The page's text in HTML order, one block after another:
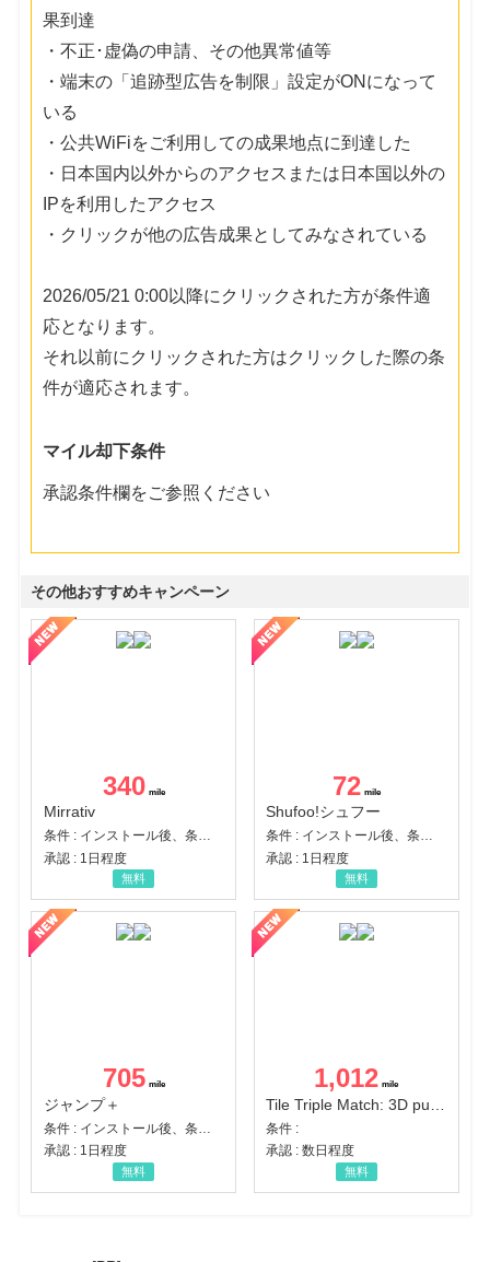
果到達
・不正･虚偽の申請、その他異常値等
・端末の「追跡型広告を制限」設定がONになって
いる
・公共WiFiをご利用しての成果地点に到達した
・日本国内以外からのアクセスまたは日本国以外の
IPを利用したアクセス
・クリックが他の広告成果としてみなされている
2026/05/21 0:00以降にクリックされた方が条件適
応となります。
それ以前にクリックされた方はクリックした際の条
件が適応されます。
マイル却下条件
承認条件欄をご参照ください
その他おすすめキャンペーン
340
Mirrativ
条件 : インストール後、条件達成
承認 : 1日程度
無料
72
Shufoo!シュフー
条件 : インストール後、条件達成
承認 : 1日程度
無料
705
ジャンプ＋
承認 : 1日程度
無料
1,012
条件 :
承認 : 数日程度
無料